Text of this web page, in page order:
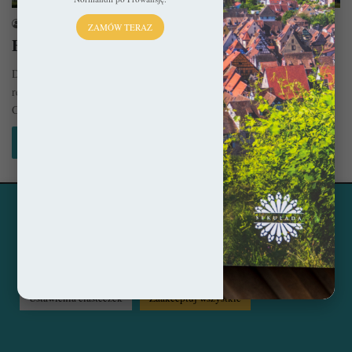
9 marca 2023
Elbląg – W rytmie retrowersji
Do czasów II wojny światowej Elbląg należał do najpiękniejszych miast
regionu, ale wszelkie tego świadectwa przepadły pod tonami gruzów.
Choć…
© Copyright 2014 - 2026, All Rights Reserved by sekulada.com
PinterestInstagram
Ta strona korzysta z ciasteczek, aby świadczyć usługi na
najwyższym poziomie. Klikając opcję "Zaakceptuj wszystkie"
zgadzasz się na użycie wszystkich ciasteczek. Możesz również
przejść do "Ustawień Ciasteczek", aby zgodzić się tylko na
Czytaj więcej...
Ustawienia ciasteczek Zaakceptuj wszystkie
ZAMÓW TERAZ